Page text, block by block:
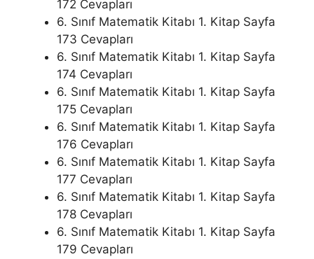
172 Cevapları
6. Sınıf Matematik Kitabı 1. Kitap Sayfa
173 Cevapları
6. Sınıf Matematik Kitabı 1. Kitap Sayfa
174 Cevapları
6. Sınıf Matematik Kitabı 1. Kitap Sayfa
175 Cevapları
6. Sınıf Matematik Kitabı 1. Kitap Sayfa
176 Cevapları
6. Sınıf Matematik Kitabı 1. Kitap Sayfa
177 Cevapları
6. Sınıf Matematik Kitabı 1. Kitap Sayfa
178 Cevapları
6. Sınıf Matematik Kitabı 1. Kitap Sayfa
179 Cevapları